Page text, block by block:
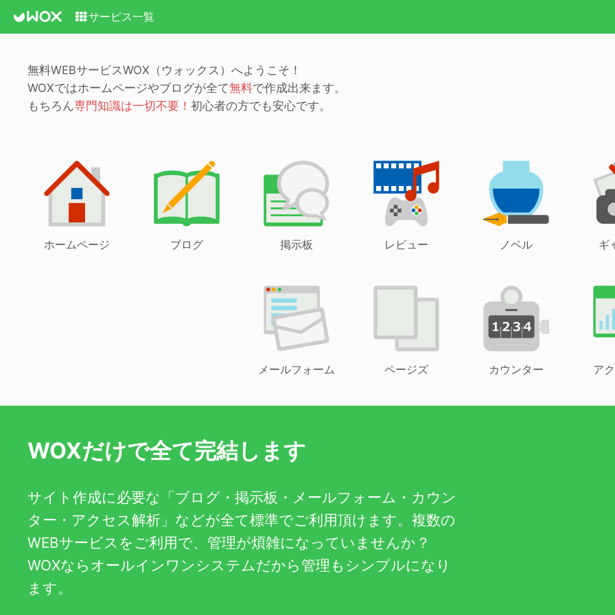
サービス一覧
無料WEBサービスWOX（ウォックス）へようこそ！
WOXではホームページやブログが全て無料で作成出来ます。
もちろん専門知識は一切不要！ 初心者の方でも安心です。
ホームページ ブログ 掲示板 レビュー ノベル ギ
メールフォーム ページズ カウンター ア
WOXだけで全て完結します
サイト作成に必要な「ブログ・掲示板・メールフォーム・カウン
ター・アクセス解析」などが全て標準でご利用頂けます。複数の
WEBサービスをご利用で、管理が煩雑になっていませんか？
WOXならオールインワンシステムだから管理もシンプルになり
ます。